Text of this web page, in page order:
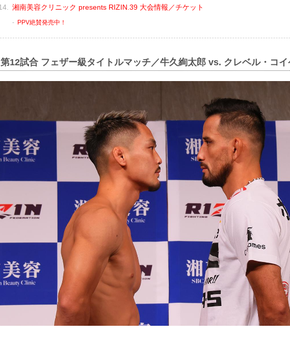
湘南美容クリニック presents RIZIN.39 大会情報／チケット
PPV絶賛発売中！
第12試合 フェザー級タイトルマッチ／牛久絢太郎 vs. クレベル・コイ